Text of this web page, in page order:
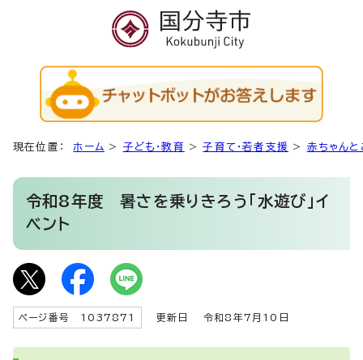
現在位置： ホーム > 子ども・教育 >子育て・若者支援 > 赤ちゃんと
令和8年度 暑さを乗りきろう「水遊び」イ
ベント
ページ番号 1037871 更新日 令和8年7月10日